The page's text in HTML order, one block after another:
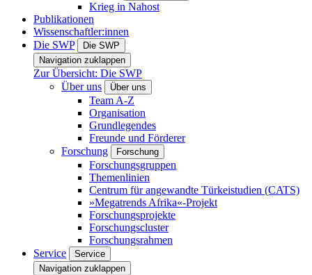
Krieg in Nahost
Publikationen
Wissenschaftler:innen
Die SWP
Die SWP
Navigation zuklappen
Zur Übersicht: Die SWP
Über uns
Über uns
Team A-Z
Organisation
Grundlegendes
Freunde und Förderer
Forschung
Forschung
Forschungsgruppen
Themenlinien
Centrum für angewandte Türkeistudien (CATS)
»Megatrends Afrika«-Projekt
Forschungsprojekte
Forschungscluster
Forschungsrahmen
Service
Service
Navigation zuklappen